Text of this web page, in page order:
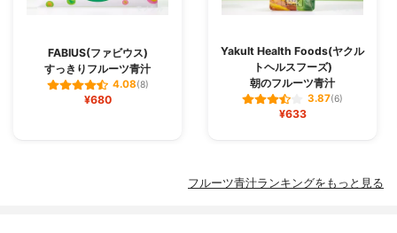
FABIUS(ファビウス)
すっきりフルーツ青汁
4.08(8)
¥680
Yakult Health Foods(ヤクル
トヘルスフーズ)
朝のフルーツ青汁
3.87(6)
¥633
フルーツ青汁ランキングをもっと見る